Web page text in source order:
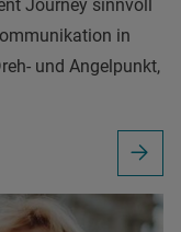
Journey sinnvoll
in
und Angelpunkt,